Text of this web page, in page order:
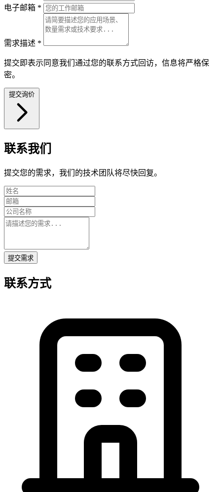
电子邮箱 *
需求描述 *
提交即表示同意我们通过您的联系方式回访，信息将严格保
密。
提交询价
联系我们
提交您的需求，我们的技术团队将尽快回复。
提交需求
联系方式